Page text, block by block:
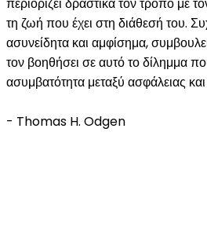
τη ζωή που έχει στη διάθεσή του.
ασυνείδητα και αμφίσημα,
τον βοηθήσει σε αυτό το δίλημμα
ασυμβατότητα μεταξύ ασφάλειας
- Thomas H. Odgen